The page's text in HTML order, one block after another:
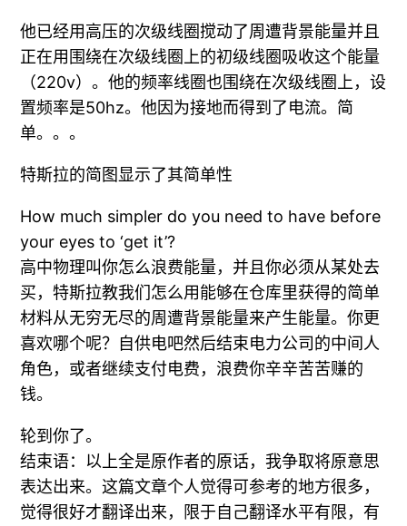
他已经用高压的次级线圈搅动了周遭背景能量并且
正在用围绕在次级线圈上的初级线圈吸收这个能量
（220v）。他的频率线圈也围绕在次级线圈上，设
置频率是50hz。他因为接地而得到了电流。简
单。。。
特斯拉的简图显示了其简单性
How much simpler do you need to have before
your eyes to ‘get it’?
高中物理叫你怎么浪费能量，并且你必须从某处去
买，特斯拉教我们怎么用能够在仓库里获得的简单
材料从无穷无尽的周遭背景能量来产生能量。你更
喜欢哪个呢？自供电吧然后结束电力公司的中间人
角色，或者继续支付电费，浪费你辛辛苦苦赚的
钱。
轮到你了。
结束语：以上全是原作者的原话，我争取将原意思
表达出来。这篇文章个人觉得可参考的地方很多，
觉得很好才翻译出来，限于自己翻译水平有限，有